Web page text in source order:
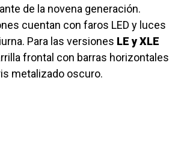
de la novena generación.
cuentan con faros LED y luces
Para las versiones LE y XLE
frontal con barras horizontales
metalizado oscuro.